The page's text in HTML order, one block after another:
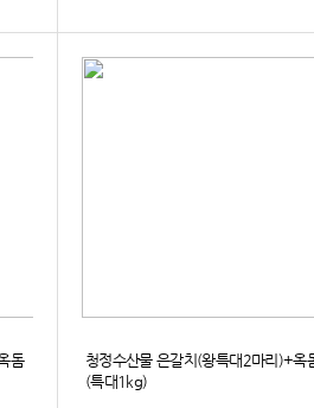
돔
청정수산물 은갈치(왕특대2마리)+옥
(특대1kg)